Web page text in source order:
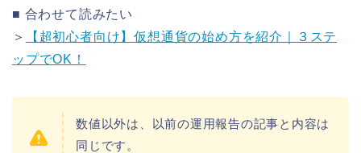
■ 合わせて読みたい
＞
【超初心者向け】仮想通貨の始め方を紹介｜３ステ
ップでOK！
数値以外は、以前の運用報告の記事と内容は
同じです。